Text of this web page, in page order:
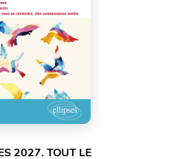
2027. TOUT LE